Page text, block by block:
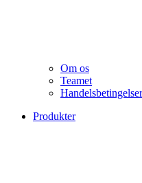
Om os
Teamet
Handelsbetingelser
Produkter